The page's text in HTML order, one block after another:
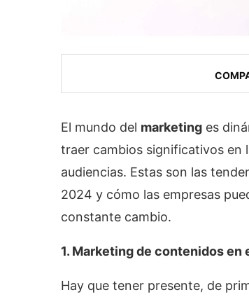
El mundo del marketing es
traer cambios significativos en
audiencias. Estas son las
2024 y cómo las empresas
constante cambio.
1. Marketing de contenidos en
Hay que tener presente, de